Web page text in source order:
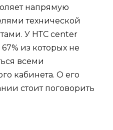
напрямую
технической
У НТС center
из которых не
всеми
кабинета. О его
стоит поговорить